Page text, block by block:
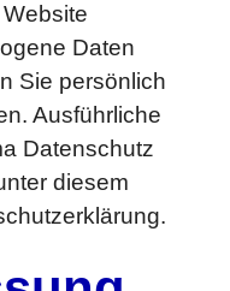
Daten
Sie persönlich
Ausführliche
Datenschutz
diesem